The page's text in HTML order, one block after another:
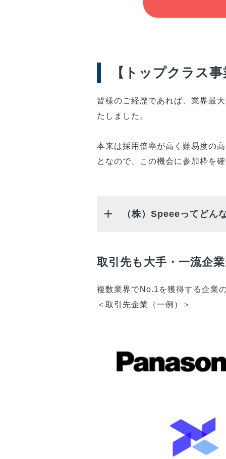
【トップクラス
皆様のご経歴であれば、業界最
たしました。
本来は採用倍率が高く難易度の
となので、この機会に参加枠を
（株）Speeeってどん
取引先も大手・一流企
複数業界でNo.1を獲得する企業
＜取引先企業（一例）＞